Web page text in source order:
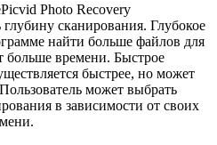
Photo Recovery
сканирования. Глубокое
найти больше файлов для
больше времени. Быстрое
быстрее, но может
может выбрать
в зависимости от своих